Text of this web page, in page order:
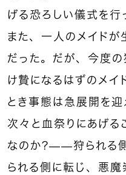
げる恐ろしい儀式を行
また、一人のメイド
だった。だが、今度
け贄になるはずのメ
とき事態は急展開を迎
次々と血祭りにあげる
なのか？——狩られる
られる側に転じ、悪